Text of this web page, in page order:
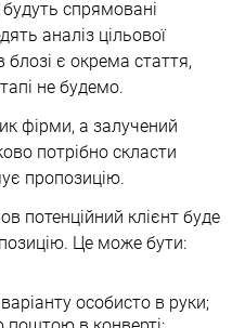
спрямовані
аналіз цільової
блозі є окрема стаття,
не будемо.
фірми, а залучений
потрібно скласти
пропозицію.
потенційний клієнт буде
Це може бути:
особисто в руки;